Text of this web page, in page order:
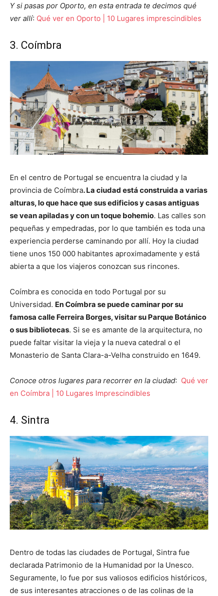
Y si pasas por Oporto, en esta entrada te decimos qué
ver allí: Qué ver en Oporto | 10 Lugares imprescindibles
3. Coímbra
En el centro de Portugal se encuentra la ciudad y la
provincia de Coímbra. La ciudad está construida a varias
alturas, lo que hace que sus edificios y casas antiguas
se vean apiladas y con un toque bohemio. Las calles son
pequeñas y empedradas, por lo que también es toda una
experiencia perderse caminando por allí. Hoy la ciudad
tiene unos 150 000 habitantes aproximadamente y está
abierta a que los viajeros conozcan sus rincones.
Coímbra es conocida en todo Portugal por su
Universidad. En Coímbra se puede caminar por su
famosa calle Ferreira Borges, visitar su Parque Botánico
o sus bibliotecas. Si se es amante de la arquitectura, no
puede faltar visitar la vieja y la nueva catedral o el
Monasterio de Santa Clara-a-Velha construido en 1649.
Conoce otros lugares para recorrer en la ciudad: Qué ver
en Coímbra | 10 Lugares Imprescindibles
4. Sintra
Dentro de todas las ciudades de Portugal, Sintra fue
declarada Patrimonio de la Humanidad por la Unesco.
Seguramente, lo fue por sus valiosos edificios históricos,
de sus interesantes atracciones o de las colinas de la